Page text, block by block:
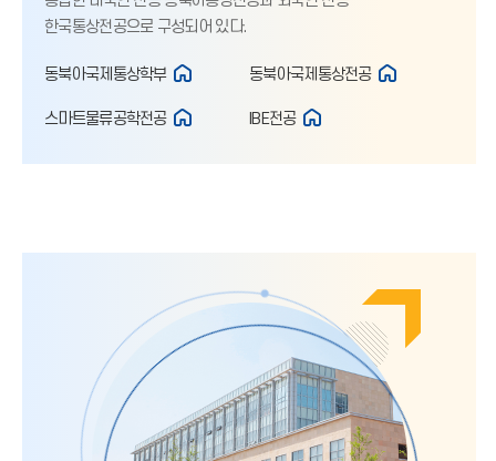
한국통상전공으로 구성되어 있다.
동북아국제통상학부 동북아국제통상전공
스마트물류공학전공 IBE전공